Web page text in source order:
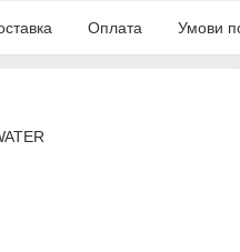
Оплата Умови